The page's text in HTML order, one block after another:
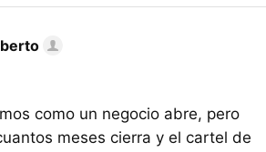
como un negocio abre, pero
meses cierra y el cartel de